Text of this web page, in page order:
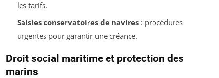
les tarifs.
Saisies conservatoires de navires: procédures
urgentes pour garantir une créance.
Droit social maritime et protection des
marins